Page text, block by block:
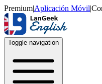
Premium|Aplicación Móvil|
Toggle navigation